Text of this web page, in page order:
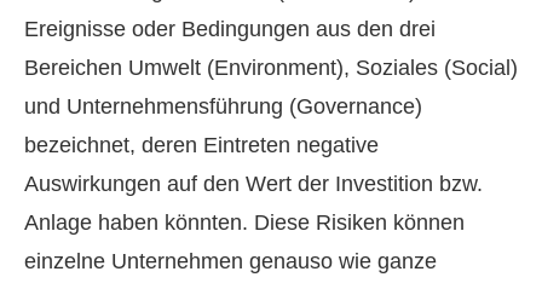
Ereignisse oder Bedingungen aus den drei
Bereichen Umwelt (Environment), Soziales (Social)
und Unternehmensführung (Governance)
bezeichnet, deren Eintreten negative
Auswirkungen auf den Wert der Investition bzw.
Anlage haben könnten. Diese Risiken können
einzelne Unternehmen genauso wie ganze